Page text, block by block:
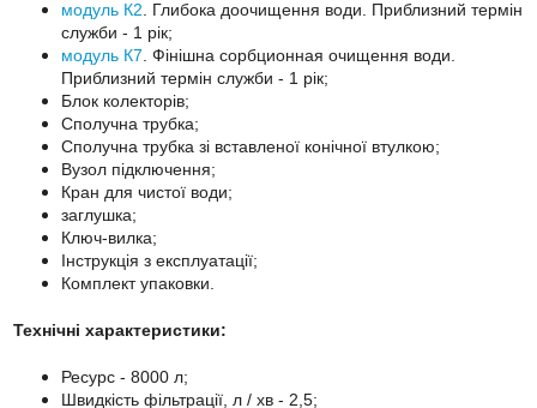
модуль К2 . Глибока доочищення води. Приблизний термін
служби - 1 рік;
модуль К7 . Фінішна сорбционная очищення води.
Приблизний термін служби - 1 рік;
Блок колекторів;
Сполучна трубка;
Сполучна трубка зі вставленої конічної втулкою;
Вузол підключення;
Кран для чистої води;
заглушка;
Ключ-вилка;
Інструкція з експлуатації;
Комплект упаковки.
Технічні характеристики:
Ресурс - 8000 л;
Швидкість фільтрації, л / хв - 2,5;